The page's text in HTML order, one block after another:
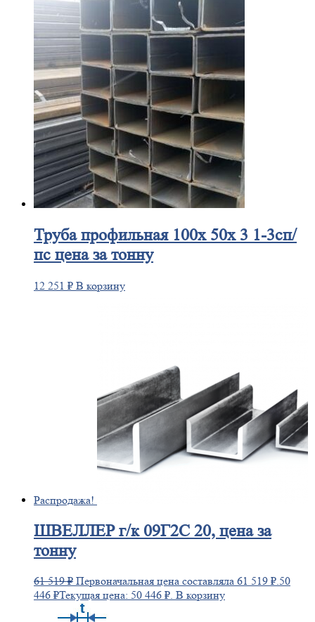
Трубапрофильная 100х 50х 3 1-3сп/
пс цена за тонну
12 251 ₽ В корзину
Распродажа!
ШВЕЛЛЕРг/к 09Г2С 20, цена за
тонну
61 519₽ Первоначальная цена составляла 61 519 ₽.50
446 ₽Текущая цена: 50 446 ₽. В корзину